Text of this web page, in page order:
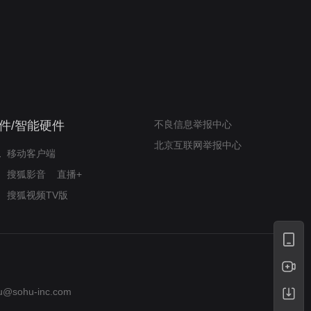
/智能硬件
移动客户端
搜狐影音
直播+
搜狐视频TV版
不良信息举报中心
北京互联网举报中心
inc.com